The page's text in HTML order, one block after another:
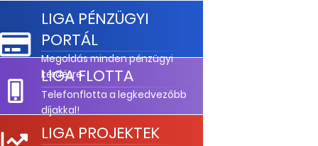
LIGA PÉNZÜGYI
PORTÁL
Megoldás minden pénzügyi
kérdésre
LIGA FLOTTA
Telefonflotta a legkedvezőbb
díjakkal!
LIGA PROJEKTEK